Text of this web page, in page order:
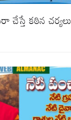
కఠిన చర్యలు